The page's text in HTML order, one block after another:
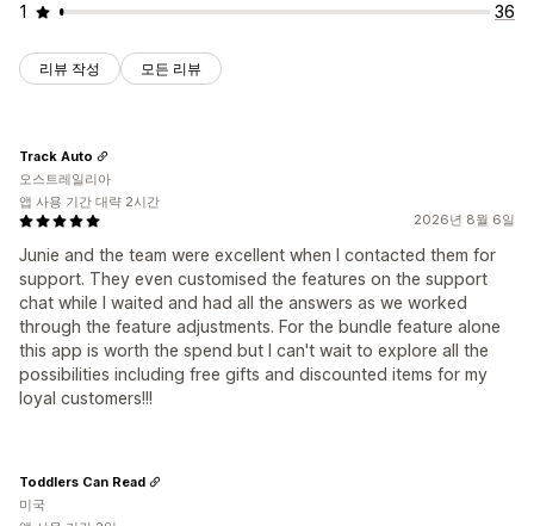
1 36
리뷰 작성 모든 리뷰
2026년 8월 6일
Junie and the team were excellent when I contacted them for
support. They even customised the features on the support
chat while I waited and had all the answers as we worked
through the feature adjustments. For the bundle feature alone
this app is worth the spend but I can't wait to explore all the
possibilities including free gifts and discounted items for my
loyal customers!!!
Track Auto
오스트레일리아
앱 사용 기간 대략 2시간
Toddlers Can Read
미국